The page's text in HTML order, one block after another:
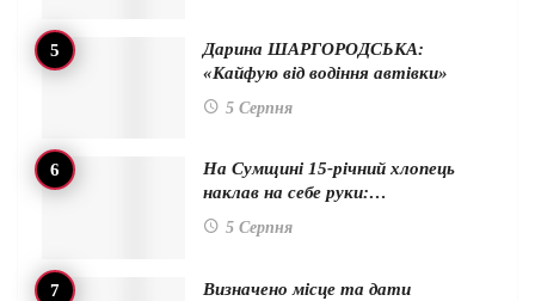
Дарина ШАРГОРОДСЬКА:
«Кайфую від водіння автівки»
5 Серпня
На Сумщині 15-річний хлопець
наклав на себе руки:…
5 Серпня
Визначено місце та дати